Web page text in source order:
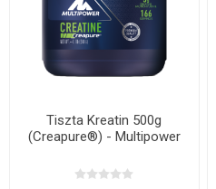
Tiszta Kreatin 500g
(Creapure®) - Multipower